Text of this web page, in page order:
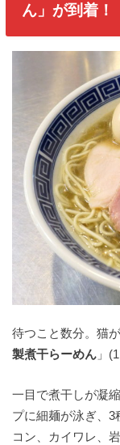
ん」が到着！
待つこと数分。猫
製煮干らーめん 」
一目で煮干しが凝
プに細麺が泳ぎ、
コン、カイワレ、